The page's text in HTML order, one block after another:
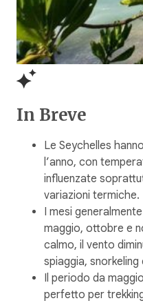
In Breve
Le Seychelles
l’anno, con
influenzate
variazioni termiche.
I mesi
maggio, ottobre e
calmo, il vento
spiaggia, snorkeling
Il periodo da
perfetto per